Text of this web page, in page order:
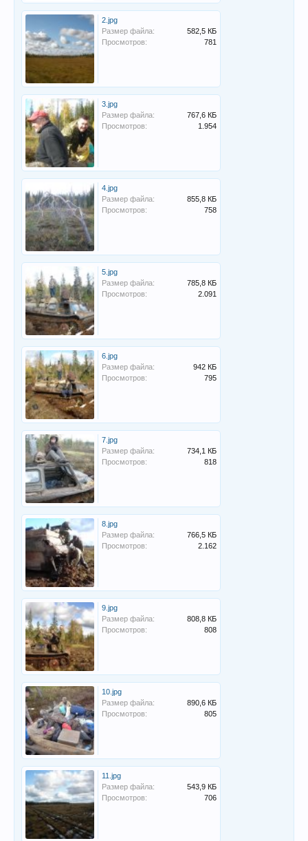
2.jpg
Размер файла:
582,5 КБ
Просмотров:
781
3.jpg
Размер файла:
767,6 КБ
Просмотров:
1.954
4.jpg
Размер файла:
855,8 КБ
Просмотров:
758
5.jpg
Размер файла:
785,8 КБ
Просмотров:
2.091
6.jpg
Размер файла:
942 КБ
Просмотров:
795
7.jpg
Размер файла:
734,1 КБ
Просмотров:
818
8.jpg
Размер файла:
766,5 КБ
Просмотров:
2.162
9.jpg
Размер файла:
808,8 КБ
Просмотров:
808
10.jpg
Размер файла:
890,6 КБ
Просмотров:
805
11.jpg
Размер файла:
543,9 КБ
Просмотров:
706